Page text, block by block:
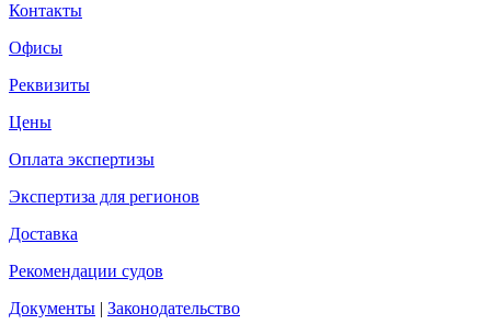
Контакты
Офисы
Реквизиты
Цены
Оплата экспертизы
Экспертиза для регионов
Доставка
Рекомендации судов
Документы | Законодательство